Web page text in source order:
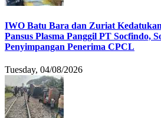
IWO Batu Bara dan Zuriat
Pansus Plasma Panggil PT Socfindo,
Penyimpangan Penerima CPCL
Tuesday, 04/08/2026